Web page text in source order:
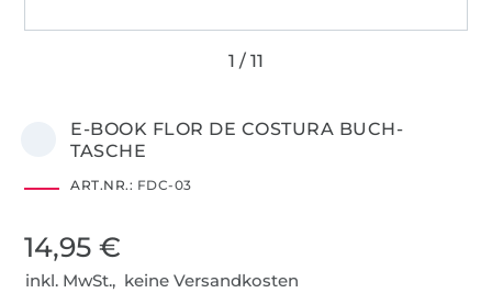
E-BOOK FLOR DE COSTURA BUCH-
TASCHE
ART.NR.: FDC-03
14,95 €
inkl. MwSt., keine Versandkosten